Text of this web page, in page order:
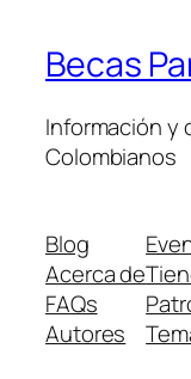
Becas
Información y
Colombianos
Blog
Acerca de
FAQs
Autores